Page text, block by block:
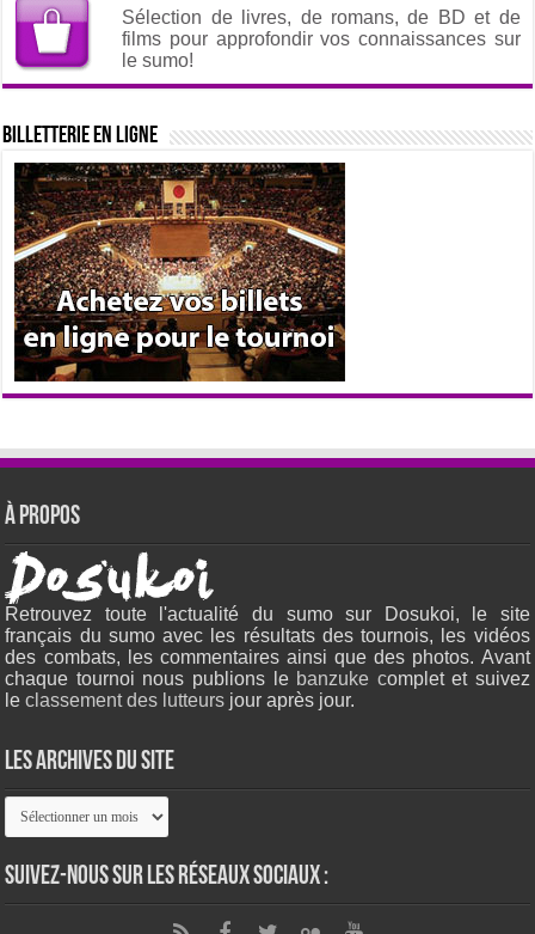
Sélection de livres, de romans, de BD et de
films pour approfondir vos connaissances sur
le sumo!
Billetterie en ligne
À propos
Retrouvez toute l'actualité du sumo sur Dosukoi, le site
français du sumo avec les résultats des tournois, les vidéos
des combats, les commentaires ainsi que des photos. Avant
chaque tournoi nous publions le banzuke complet et suivez
leclassement des lutteurs jour après jour.
Les archives du site
Les
archives
site
Suivez-nous sur les réseaux sociaux :